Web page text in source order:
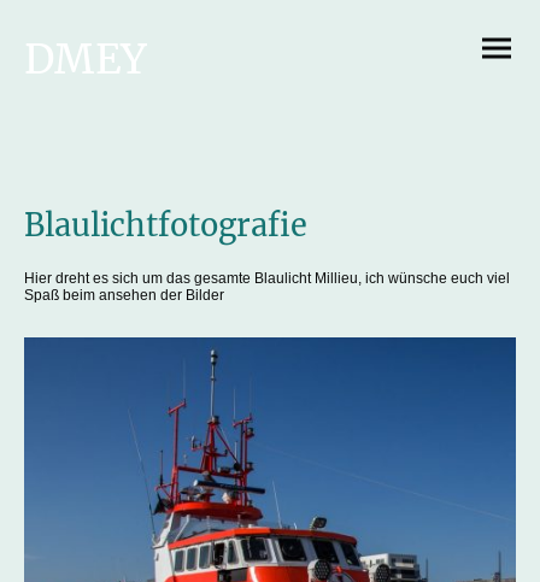
DMEY
Blaulichtfotografie
Hier dreht es sich um das gesamte Blaulicht Millieu, ich wünsche euch viel
Spaß beim ansehen der Bilder